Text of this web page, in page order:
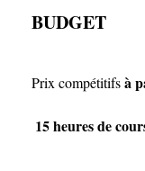
BUDGET
Prix compétitifsà
15 heures de